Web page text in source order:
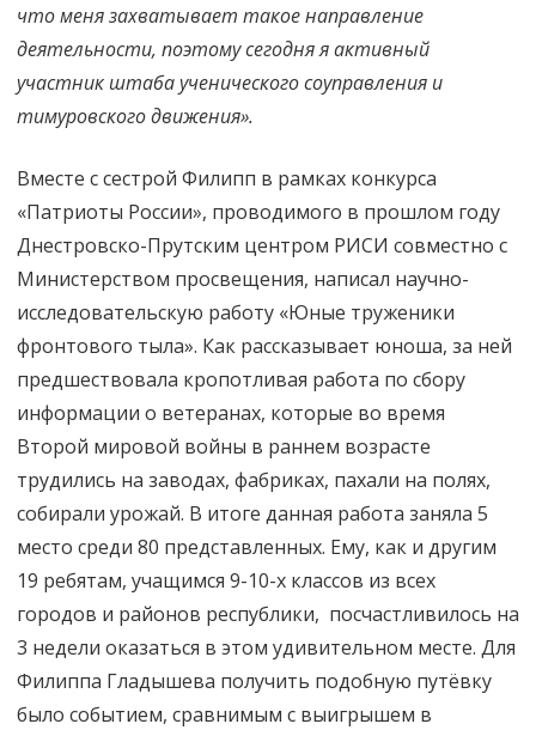
что меня захватывает такое направление
деятельности, поэтому сегодня я активный
участник штаба ученического соуправления и
тимуровского движения».
Вместе с сестрой Филипп в рамках конкурса
«Патриоты России», проводимого в прошлом году
Днестровско-Прутским центром РИСИ совместно с
Министерством просвещения, написал научно-
исследовательскую работу «Юные труженики
фронтового тыла». Как рассказывает юноша, за ней
предшествовала кропотливая работа по сбору
информации о ветеранах, которые во время
Второй мировой войны в раннем возрасте
трудились на заводах, фабриках, пахали на полях,
собирали урожай. В итоге данная работа заняла 5
место среди 80 представленных. Ему, как и другим
19 ребятам, учащимся 9-10-х классов из всех
городов и районов республики, посчастливилось на
3 недели оказаться в этом удивительном месте. Для
Филиппа Гладышева получить подобную путёвку
было событием, сравнимым с выигрышем в